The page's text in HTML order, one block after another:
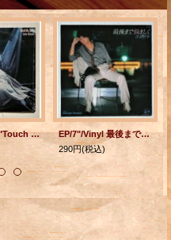
LP/12"/Vinyl "Touch Me, Seiko B面コレクション" 松田聖子 (1984) CBS・SONY 帯/ライナー/シュリンク付き
EP/7"/Vinyl 最後まで悩ましく Midnight Dreamer 渋谷哲平 (1981) COLUMBIA
290円(税込)